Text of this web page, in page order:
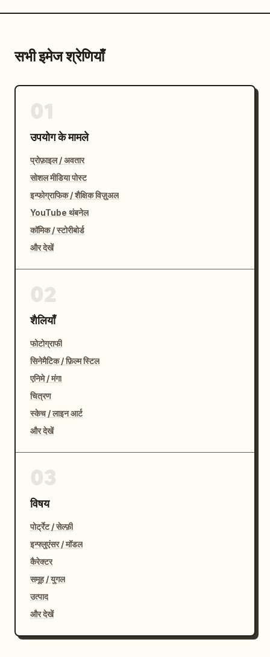
सभी इमेज श्रेणियाँ
उपयोग के मामले
प्रोफ़ाइल / अवतार
सोशल मीडिया पोस्ट
इन्फोग्राफिक / शैक्षिक विज़ुअल
YouTube थंबनेल
कॉमिक / स्टोरीबोर्ड
और देखें
शैलियाँ
फोटोग्राफी
सिनेमैटिक / फ़िल्म स्टिल
एनिमे / मंगा
चित्रण
स्केच / लाइन आर्ट
और देखें
विषय
पोर्ट्रेट / सेल्फ़ी
इन्फ्लुएंसर / मॉडल
कैरेक्टर
समूह / युगल
उत्पाद
और देखें